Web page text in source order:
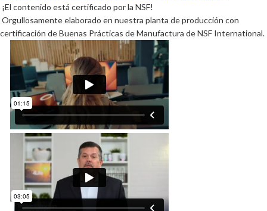
¡El contenido está certificado por la NSF!
Orgullosamente elaborado en nuestra planta de producción con
certificación de Buenas Prácticas de Manufactura de NSF International.